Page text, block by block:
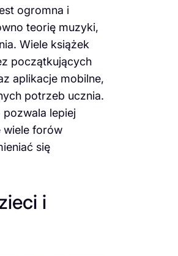
ogromna i
teorię muzyki,
Wiele książek
początkujących
aplikacje mobilne,
potrzeb ucznia.
lepiej
wiele forów
się
i